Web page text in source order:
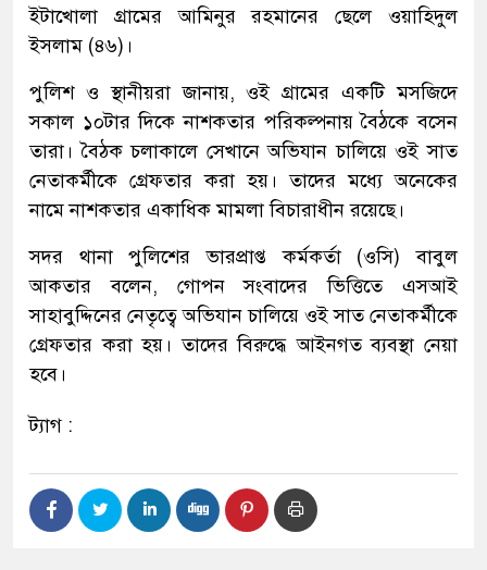
ইটাখোলা গ্রামের আমিনুর রহমানের ছেলে ওয়াহিদুল
ইসলাম (৪৬)।
পুলিশ ও স্থানীয়রা জানায়, ওই গ্রামের একটি মসজিদে
সকাল ১০টার দিকে নাশকতার পরিকল্পনায় বৈঠকে বসেন
তারা। বৈঠক চলাকালে সেখানে অভিযান চালিয়ে ওই সাত
নেতাকর্মীকে গ্রেফতার করা হয়। তাদের মধ্যে অনেকের
নামে নাশকতার একাধিক মামলা বিচারাধীন রয়েছে।
সদর থানা পুলিশের ভারপ্রাপ্ত কর্মকর্তা (ওসি) বাবুল
আকতার বলেন, গোপন সংবাদের ভিত্তিতে এসআই
সাহাবুদ্দিনের নেতৃত্বে অভিযান চালিয়ে ওই সাত নেতাকর্মীকে
গ্রেফতার করা হয়। তাদের বিরুদ্ধে আইনগত ব্যবস্থা নেয়া
হবে।
ট্যাগ :